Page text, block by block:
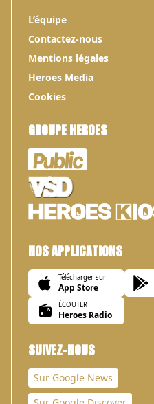
L’équipe
Contactez-nous
Mentions légales
Heroes Media
Cookies
GROUPE HEROES
NOS APPLICATIONS
Télécharger sur
App Store
ÉCOUTER
Heroes Radio
SUIVEZ-NOUS
Sur Google News